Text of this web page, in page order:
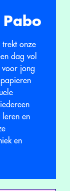
trekt onze
dag vol
voor jong
leren en
en